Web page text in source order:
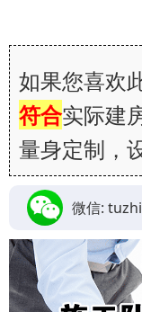
如果您喜欢
符合实际建
量身定制，
微信: